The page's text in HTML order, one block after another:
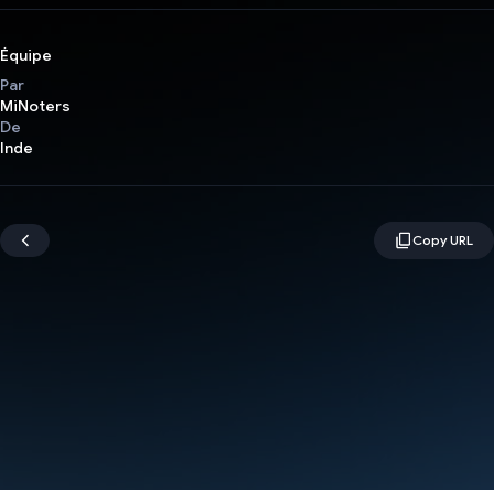
Équipe
Par
MiNoters
De
Inde